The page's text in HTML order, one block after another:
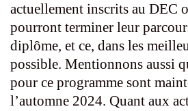
actuellement inscrits au DEC
pourront terminer leur
diplôme, et ce, dans les
possible. Mentionnons aussi
pour ce programme sont
l’automne 2024. Quant aux